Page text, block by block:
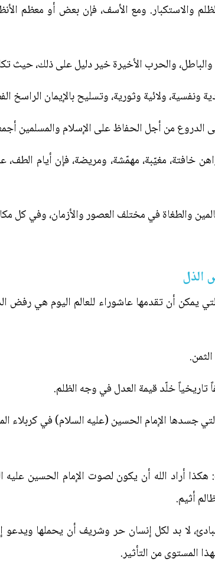
ومع الأسف، فإن بعض أو معظم
والحرب الأخيرة خير دليل على ذلك، حيث
ونفسية، ولائية وثورية، وتسليح بالإيمان الراسخ
الدروع من أجل الحفاظ على الإسلام والمسلمين
خافتة، مغيّبة، مهمّشة، ومريضة، فإن أيام
والطغاة في مختلف العصور والأزمان، وفي كل
الذل
يمكن أن تقدمها عاشوراء للعالم اليوم هي رفض
خلّد قيمة العدل في وجه الظلم.
جسدها الإمام الحسين (عليه السلام) في كربلاء
أراد الله أن يكون لصوت الإمام الحسين عليه
أثيم.
لا بد لكل إنسان حر وشريف أن يحملها ويدعو
المستوى من التأثير.